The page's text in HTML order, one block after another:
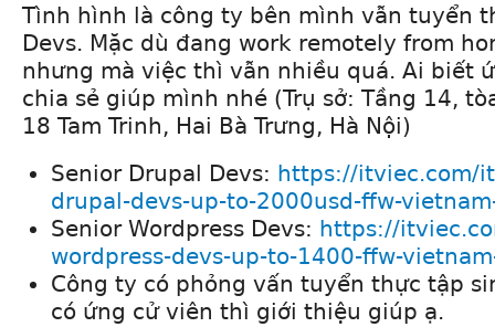
Tình hình là công ty bên mình vẫn tuyển
Devs. Mặc dù đang work remotely from
nhưng mà việc thì vẫn nhiều quá. Ai biết
chia sẻ giúp mình nhé (Trụ sở: Tầng 14,
18 Tam Trinh, Hai Bà Trưng, Hà Nội)
Senior Drupal Devs: https://itviec.com/
drupal-devs-up-to-2000usd-ffw-
Senior Wordpress Devs: https://
wordpress-devs-up-to-1400-ffw-
Công ty có phỏng vấn tuyển thực tập
có ứng cử viên thì giới thiệu giúp ạ.